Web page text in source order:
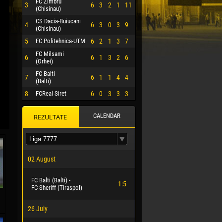
3
(Chisinau)
6 3 2 1 11
4
CS Dacia-Buiucani
(Chisinau)
6 3 0 3 9
5 FC Politehnica-UTM 6 2 1 3 7
6
FC Milsami
(Orhei)
6 1 3 2 6
7
FC Balti
(Balti)
6 1 1 4 4
8 FCReal Siret 6 0 3 3 3
REZULTATE CALENDAR
02 August
FC Balti (Balti) -
FC Sheriff (Tiraspol)
1:5
26 July